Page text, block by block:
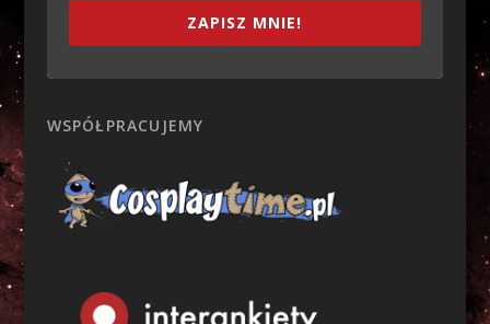
ZAPISZ MNIE!
WSPÓŁPRACUJEMY